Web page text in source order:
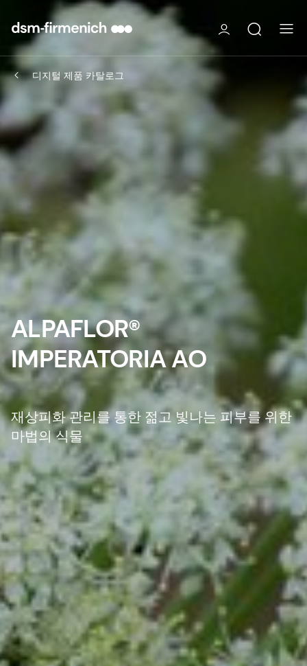
디지털 제품 카탈로그
ALPAFLOR®
IMPERATORIA AO
재상피화 관리를 통한 젊고 빛나는 피부를 위한
마법의 식물